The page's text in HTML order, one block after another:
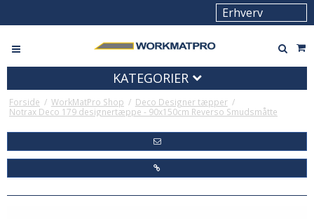
KATEGORIER
Forside / WorkMatPro Shop / Deco Designer tæpper /
Notrax Deco 179 designertæppe - 90x150cm Reverso Smudsmåtte